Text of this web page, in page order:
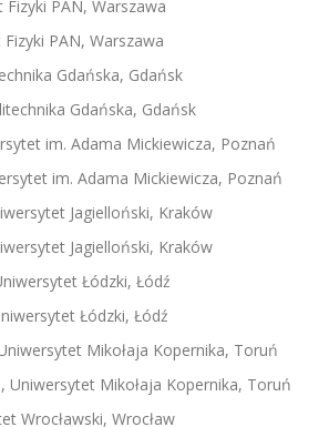
PAN, Warszawa
PAN, Warszawa
Gdańska, Gdańsk
Gdańska, Gdańsk
im. Adama Mickiewicza, Poznań
im. Adama Mickiewicza, Poznań
Jagielloński, Kraków
Jagielloński, Kraków
Łódzki, Łódź
Łódzki, Łódź
Mikołaja Kopernika, Toruń
Uniwersytet Mikołaja Kopernika, Toruń
Wrocławski, Wrocław